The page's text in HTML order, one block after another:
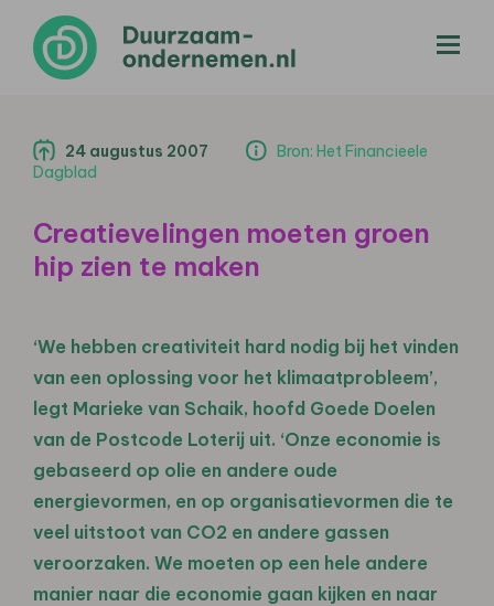
24 augustus 2007
Bron: Het Financieele
Dagblad
Creatievelingen moeten groen
hip zien te maken
‘We hebben creativiteit hard nodig bij het vinden
van een oplossing voor het klimaatprobleem’,
legt Marieke van Schaik, hoofd Goede Doelen
van de Postcode Loterij uit. ‘Onze economie is
gebaseerd op olie en andere oude
energievormen, en op organisatievormen die te
veel uitstoot van CO2 en andere gassen
veroorzaken. We moeten op een hele andere
manier naar die economie gaan kijken en naar